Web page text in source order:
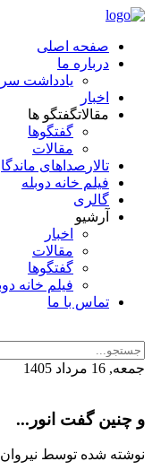
صفحه اصلی
درباره ما
یادداشت
اخبار
مقالاتگفتگو ها
گفتگوها
مقالات
تالار صداهای
فیلم خانه دوبله
گالری
آرشیو
اخبار
مقالات
گفتگوها
فیلم خانه
تماس با ما
جمعه, 16 مرداد 1405
و چنین گفت انور...
نوشته شده توسط نیروان